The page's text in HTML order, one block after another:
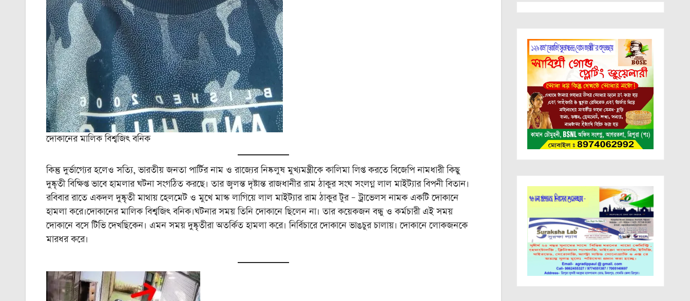
দোকানের মালিক বিশ্বজিৎ বনিক
কিন্তু দুর্ভাগ্যের হলেও সত্যি, ভারতীয় জনতা পার্টির নাম ও রাজ্যের নিষ্কলুষ মুখ্যমন্ত্রীকে কালিমা লিপ্ত করতে বিজেপি নামধারী কিছু
দুষ্কৃতী বিক্ষিপ্ত ভাবে হামলার ঘটনা সংগঠিত করছে। তার জ্বলন্ত দৃষ্টান্ত রাজধানীর রাম ঠাকুর সংঘ সংলগ্ন লাল মাইট্যার বিপনী বিতান।
রবিবার রাতে একদল দুষ্কৃতী মাথায় হেলমেট ও মুখে মাস্ক লাগিয়ে লাল মাইট্যার রাম ঠাকুর টুর – ট্রাভেলস নামক একটি দোকানে
হামলা করে।দোকানের মালিক বিশ্বজিৎ বনিক।ঘটনার সময় তিনি দোকানে ছিলেন না। তার কয়েকজন বন্ধু ও কর্মচারী এই সময়
দোকানে বসে টিভি দেখছিকেন। এমন সময় দুষ্কৃতীরা অতর্কিত হামলা করে। নির্বিচারে দোকানে ভাঙচুর চালায়। দোকানে লোকজনকে
মারধর করে।